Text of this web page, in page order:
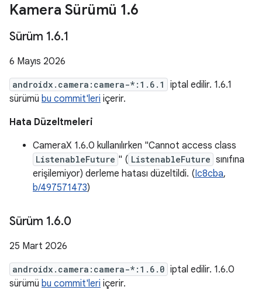
Kamera Sürümü 1.6
Sürüm 1.6.1
6 Mayıs 2026
androidx.camera:camera-*:1.6.1
iptal edilir. 1.6.1
sürümü bu commit'leri içerir.
Hata Düzeltmeleri
CameraX 1.6.0 kullanılırken "Cannot access class
ListenableFuture " ( ListenableFuture sınıfına
erişilemiyor) derleme hatası düzeltildi. (Ic8cba,
b/497571473)
Sürüm 1.6.0
25 Mart 2026
androidx.camera:camera-*:1.6.0 iptal edilir. 1.6.0
sürümü bu commit'leri içerir.